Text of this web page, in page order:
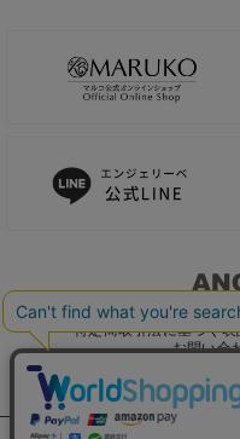
ご利用ガイド 会
特定商取引法に基づく表
お問い合